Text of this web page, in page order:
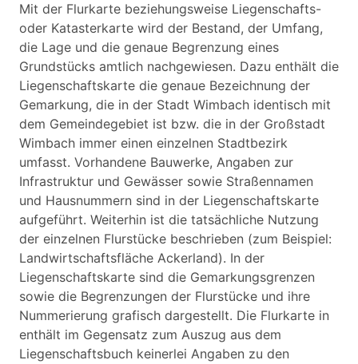
Mit der Flurkarte beziehungsweise Liegenschafts-
oder Katasterkarte wird der Bestand, der Umfang,
die Lage und die genaue Begrenzung eines
Grundstücks amtlich nachgewiesen. Dazu enthält die
Liegenschaftskarte die genaue Bezeichnung der
Gemarkung, die in der Stadt Wimbach identisch mit
dem Gemeindegebiet ist bzw. die in der Großstadt
Wimbach immer einen einzelnen Stadtbezirk
umfasst. Vorhandene Bauwerke, Angaben zur
Infrastruktur und Gewässer sowie Straßennamen
und Hausnummern sind in der Liegenschaftskarte
aufgeführt. Weiterhin ist die tatsächliche Nutzung
der einzelnen Flurstücke beschrieben (zum Beispiel:
Landwirtschaftsfläche Ackerland). In der
Liegenschaftskarte sind die Gemarkungsgrenzen
sowie die Begrenzungen der Flurstücke und ihre
Nummerierung grafisch dargestellt. Die Flurkarte in
enthält im Gegensatz zum Auszug aus dem
Liegenschaftsbuch keinerlei Angaben zu den